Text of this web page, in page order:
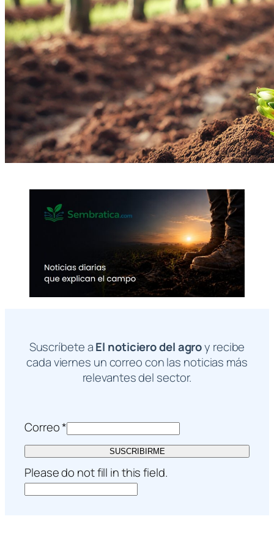
Suscríbete aEl noticiero del agroy recibe
cada viernes un correo con las noticias más
relevantes del sector.
Correo*
SUSCRIBIRME
Please do not fill in this field.